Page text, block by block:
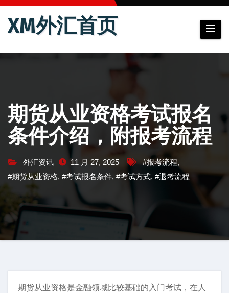
跳
XM外汇首页
期货从业资格考试报名
条件介绍，附报考流程
外汇资讯 11 月 27, 2025 #报考流程,
#期货从业资格, #考试报名条件, #考试方式, #退考流程
期货从业资格是金融领域比较基础的入门考试，在人